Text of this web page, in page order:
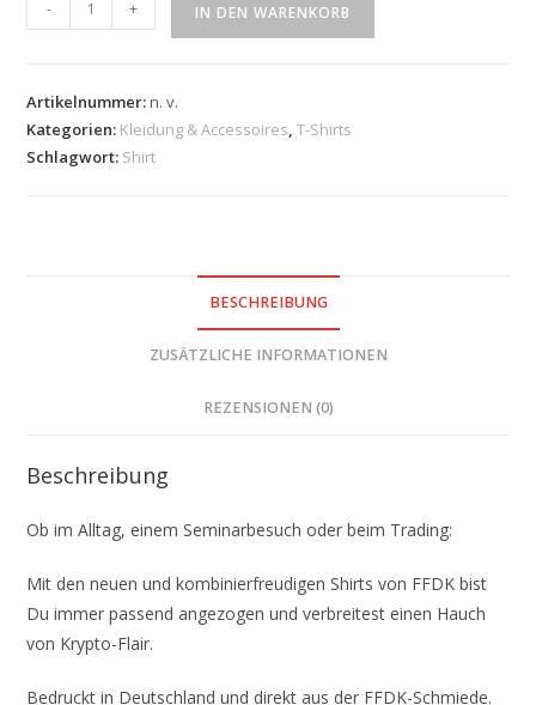
- + IN DEN WARENKORB
Artikelnummer:n. v.
Kategorien: Kleidung & Accessoires,T-Shirts
Schlagwort: Shirt
BESCHREIBUNG
ZUSÄTZLICHE INFORMATIONEN
REZENSIONEN (0)
Beschreibung
Ob im Alltag, einem Seminarbesuch oder beim Trading:
Mit den neuen und kombinierfreudigen Shirts von FFDK bist
Du immer passend angezogen und verbreitest einen Hauch
von Krypto-Flair.
Bedruckt in Deutschland und direkt aus der FFDK-Schmiede.